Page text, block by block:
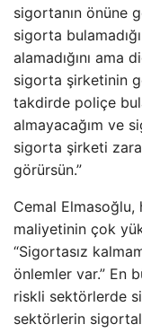
sigortanın önüne
sigorta
alamadığını ama
sigorta şirketinin
takdirde poliçe
almayacağım ve
sigorta şirketi
görürsün.”
Cemal Elmasoğlu,
maliyetinin çok
“Sigortasız
önlemler var.” En
riskli sektörlerde
sektörlerin